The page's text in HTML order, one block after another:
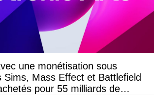
une monétisation sous
Mass Effect et Battlefield
pour 55 milliards de